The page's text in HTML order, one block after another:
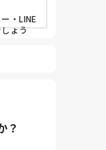
・LINE
ょう
みまし
？